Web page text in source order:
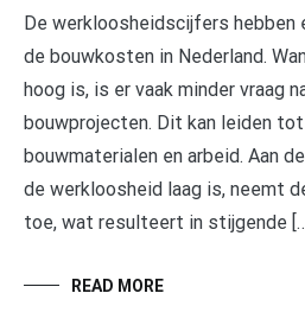
De werkloosheidscijfers hebben
de bouwkosten in Nederland.
hoog is, is er vaak minder vraag
bouwprojecten. Dit kan leiden
bouwmaterialen en arbeid. Aan
de werkloosheid laag is, neemt
toe, wat resulteert in stijgende
READ MORE